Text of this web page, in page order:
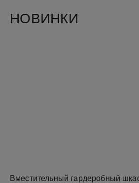
НОВИНКИ
Вместительный гардеробный